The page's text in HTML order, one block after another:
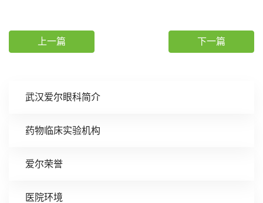
武汉爱尔眼科简介
药物临床实验机构
爱尔荣誉
医院环境
上一篇 下一篇